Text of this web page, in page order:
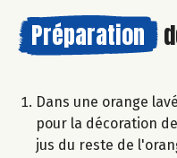
Préparation
Dans une orange
pour la décoration
jus du reste de